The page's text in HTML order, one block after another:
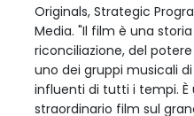
Originals, Strategic
Media. "Il film è una
riconciliazione, del
uno dei gruppi musicali
influenti di tutti i tempi. È
straordinario film sul